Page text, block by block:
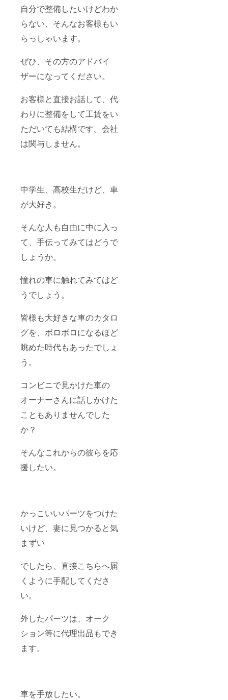
自分で整備したいけどわか
らない、そんなお客様もい
らっしゃいます。
ぜひ、その方のアドバイ
ザーになってください。
お客様と直接お話して、代
わりに整備をして工賃をい
ただいても結構です。会社
は関与しません。
中学生、高校生だけど、車
が大好き。
そんな人も自由に中に入っ
て、手伝ってみてはどうで
しょうか。
憧れの車に触れてみてはど
うでしょう。
皆様も大好きな車のカタロ
グを、ボロボロになるほど
眺めた時代もあったでしょ
う。
コンビニで見かけた車の
オーナーさんに話しかけた
こともありませんでした
か？
そんなこれからの彼らを応
援したい。
かっこいいパーツをつけた
いけど、妻に見つかると気
まずい
でしたら、直接こちらへ届
くように手配してくださ
い。
外したパーツは、オーク
ション等に代理出品もでき
ます。
車を手放したい。